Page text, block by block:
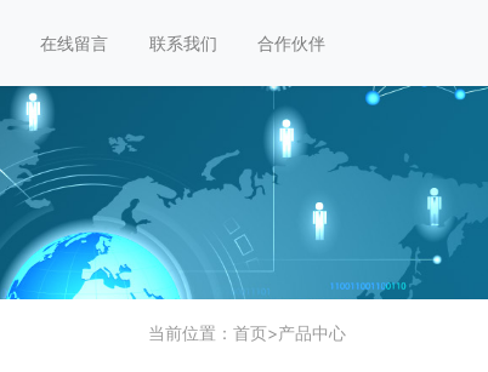
在线留言 联系我们 合作伙伴
当前位置： 首页>产品中心